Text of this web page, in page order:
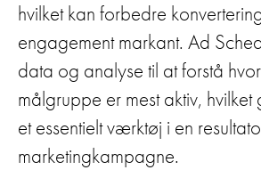
hvilket kan forbedre
engagement markant. Ad
data og analyse til at forstå
målgruppe er mest aktiv, hvilket
et essentielt værktøj i en
marketingkampagne.